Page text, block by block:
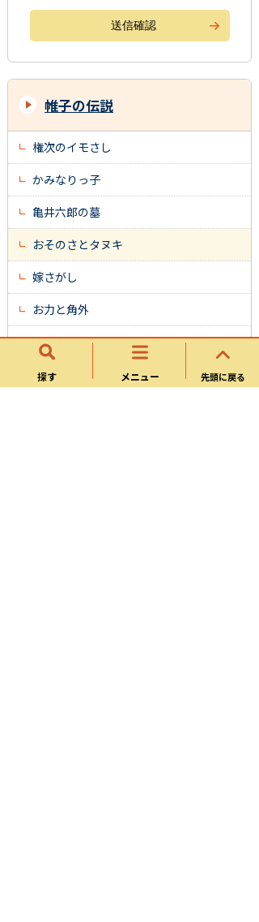
探す メニュー 先頭に戻る
帷子の伝説
権次のイモさし
かみなりっ子
亀井六郎の墓
おそのさとタヌキ
嫁さがし
お力と角外
文弥(ぶんね）の松
森 武蔵の首